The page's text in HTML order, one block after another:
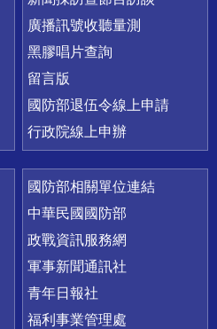
廣播訊號收聽量測
黑膠唱片查詢
留言版
國防部退伍令線上申請
行政院線上申辦
國防部相關單位連結
中華民國國防部
政戰資訊服務網
軍事新聞通訊社
青年日報社
福利事業管理處